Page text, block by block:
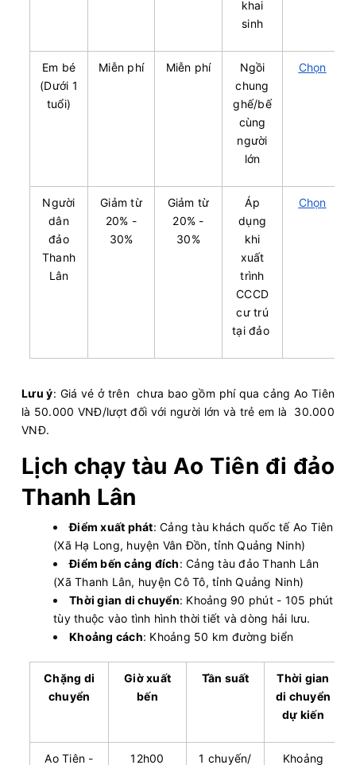
khai
sinh
Em bé
(Dưới 1
tuổi)
Miễn phí Miễn phí
Ngồi
chung
ghế/bế
cùng
người
lớn
Chọn
Người
dân
đảo
Thanh
Lân
Giảm từ
20% -
30%
Giảm từ
20% -
30%
Áp
dụng
khi
xuất
trình
CCCD
cư trú
tại đảo
Chọn
Lưu ý: Giá vé ở trên chưa bao gồm phí qua cảng Ao Tiên
là 50.000 VNĐ/lượt đối với người lớn và trẻ em là 30.000
VNĐ.
Lịch chạy tàu Ao Tiên đi đảo
Thanh Lân
Điểm xuất phát: Cảng tàu khách quốc tế Ao Tiên
(Xã Hạ Long, huyện Vân Đồn, tỉnh Quảng Ninh)
Điểm bến cảng đích: Cảng tàu đảo Thanh Lân
(Xã Thanh Lân, huyện Cô Tô, tỉnh Quảng Ninh)
Thời gian di chuyển: Khoảng 90 phút - 105 phút
tùy thuộc vào tình hình thời tiết và dòng hải lưu.
Khoảng cách: Khoảng 50 km đường biển
Chặng di
chuyển
Giờ xuất
bến
Tần suất
Thời gian
di chuyển
dự kiến
Ao Tiên - 12h00 1 chuyến/ Khoảng